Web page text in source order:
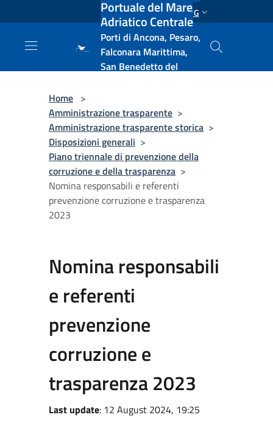
Salta al contenuto principale ENG
Portuale del Mare
Adriatico Centrale
Porti di Ancona, Pesaro,
Falconara Marittima,
San Benedetto del
Home >
Amministrazione trasparente >
Amministrazione trasparente storica >
Disposizioni generali >
Piano triennale di prevenzione della
corruzione e della trasparenza >
Nomina responsabili e referenti
prevenzione corruzione e trasparenza
2023
Nomina responsabili
e referenti
prevenzione
corruzione e
trasparenza 2023
Last update: 12 August 2024, 19:25